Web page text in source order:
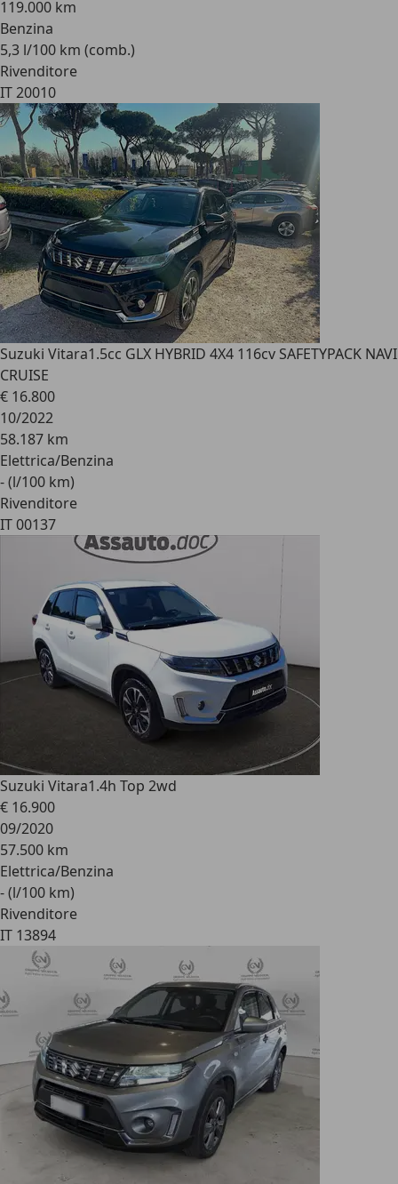
119.000 km
Benzina
5,3 l/100 km (comb.)
Rivenditore
IT 20010
Suzuki Vitara1.5cc GLX HYBRID 4X4 116cv SAFETYPACK NAVI
CRUISE
€ 16.800
10/2022
58.187 km
Elettrica/Benzina
- (l/100 km)
Rivenditore
IT 00137
Suzuki Vitara1.4h Top 2wd
€ 16.900
09/2020
57.500 km
Elettrica/Benzina
- (l/100 km)
Rivenditore
IT 13894